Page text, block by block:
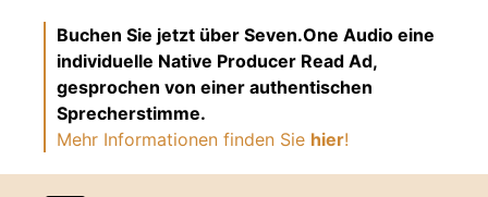
Buchen Sie jetzt über Seven.One Audio eine
individuelle Native Producer Read Ad,
gesprochen von einer authentischen
Sprecherstimme.
Mehr Informationen finden Sie hier!